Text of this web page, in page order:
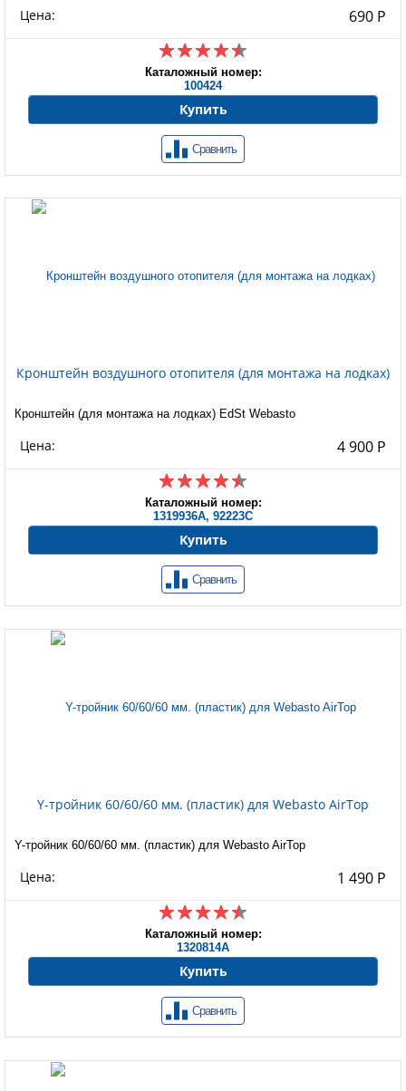
Цена: 690 Р
Каталожный номер:
100424
Купить
Сравнить
Кронштейн воздушного отопителя (для монтажа на лодках)
Кронштейн (для монтажа на лодках) EdSt Webasto
Цена: 4 900 Р
Каталожный номер:
1319936A, 92223C
Купить
Сравнить
Y-тройник 60/60/60 мм. (пластик) для Webasto AirTop
Y-тройник 60/60/60 мм. (пластик) для Webasto AirTop
Цена: 1 490 Р
Каталожный номер:
1320814A
Купить
Сравнить